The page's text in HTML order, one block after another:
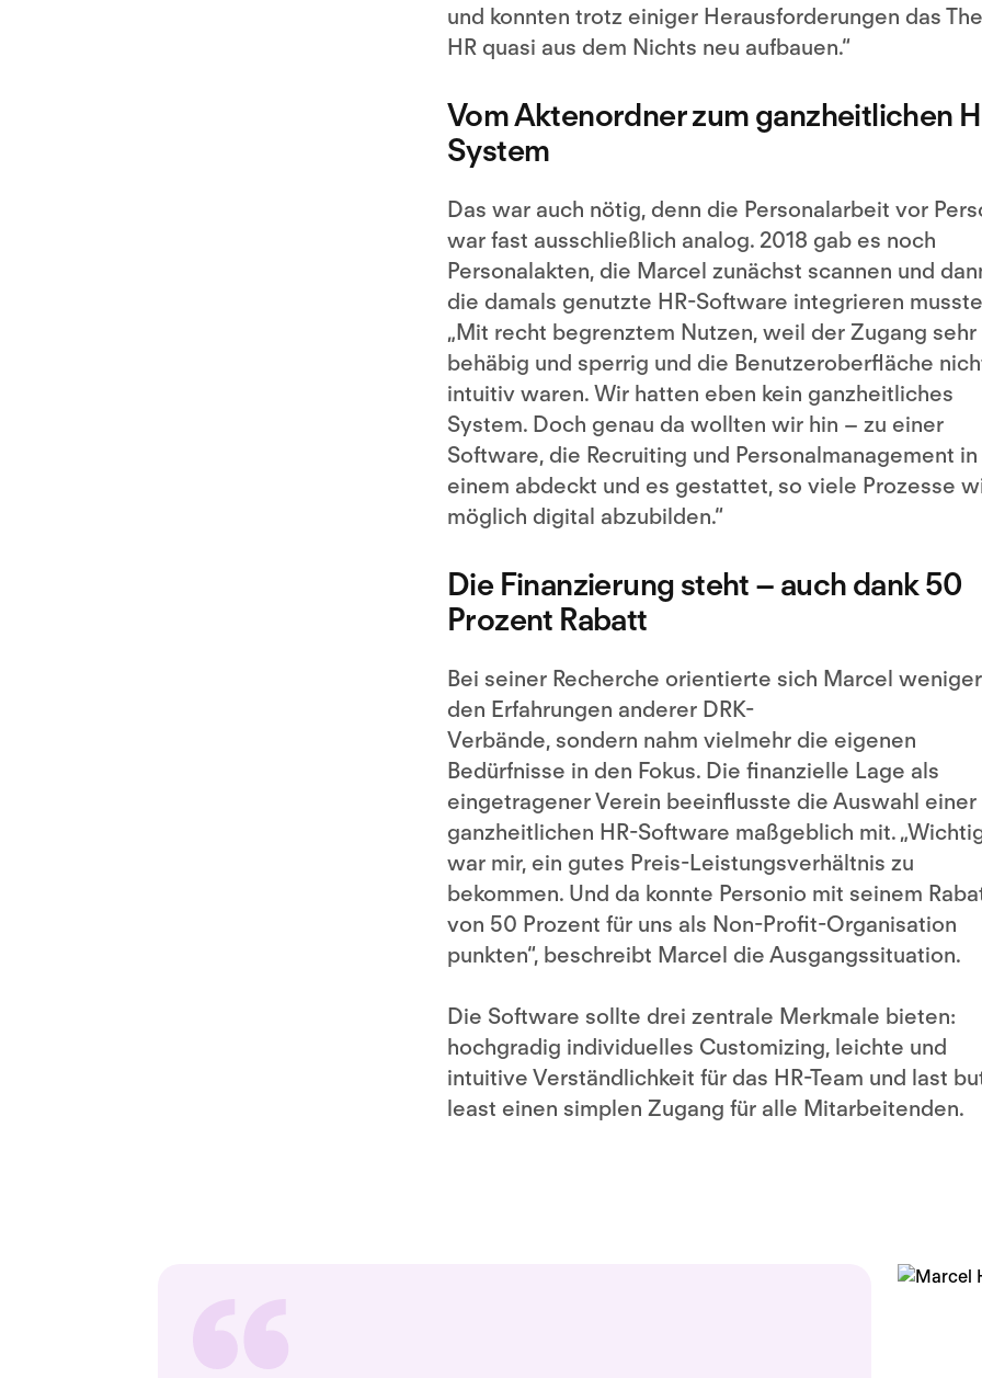
und konnten trotz einiger Herausforderungen das
HR quasi aus dem Nichts neu aufbauen.“
Vom Aktenordner zum ganzheitlichen
System
Das war auch nötig, denn die Personalarbeit vor
war fast ausschließlich analog. 2018 gab es noch
Personalakten, die Marcel zunächst scannen und
die damals genutzte HR-Software integrieren
„Mit recht begrenztem Nutzen, weil der Zugang sehr
behäbig und sperrig und die Benutzeroberfläche
intuitiv waren. Wir hatten eben kein ganzheitliches
System. Doch genau da wollten wir hin – zu einer
Software, die Recruiting und Personalmanagement in
einem abdeckt und es gestattet, so viele Prozesse
möglich digital abzubilden.“
Die Finanzierung steht – auch dank 50
Prozent Rabatt
Bei seiner Recherche orientierte sich Marcel
den Erfahrungen anderer DRK-
Verbände, sondern nahm vielmehr die eigenen
Bedürfnisse in den Fokus. Die finanzielle Lage als
eingetragener Verein beeinflusste die Auswahl einer
ganzheitlichen HR-Software maßgeblich mit.
war mir, ein gutes Preis-Leistungsverhältnis zu
bekommen. Und da konnte Personio mit seinem
von 50 Prozent für uns als Non-Profit-Organisation
punkten“, beschreibt Marcel die Ausgangssituation.
Die Software sollte drei zentrale Merkmale bieten:
hochgradig individuelles Customizing, leichte und
intuitive Verständlichkeit für das HR-Team und last
least einen simplen Zugang für alle Mitarbeitenden.